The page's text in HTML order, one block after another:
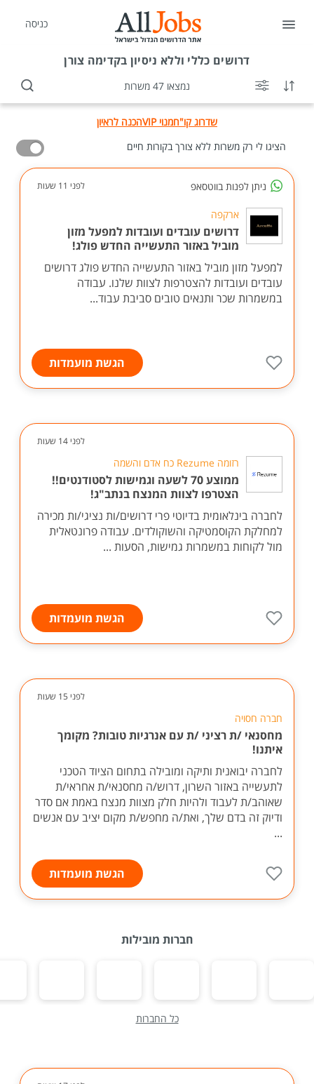
כניסה
דרושים כללי וללא ניסיון בקדימה צורן
נמצאו 47 משרות
שדרוג קו"חמנוי VIP
הכנה לראיון
הציגו לי רק משרות ללא צורך בקורות חיים
ניתן לפנות בווטסאפ לפני 11 שעות
ארקפה
דרושים עובדים ועובדות למפעל מזון
מוביל באזור התעשייה החדש פולג!
למפעל מזון מוביל באזור התעשייה החדש פולג דרושים
עובדים ועובדות להצטרפות לצוות שלנו. עבודה
במשמרות שכר ותנאים טובים סביבת עבוד...
הגשת מועמדות
לפני 14 שעות
רזומה Rezume כח אדם והשמה
ממוצע 70 לשעה וגמישות לסטודנטים!!
הצטרפו לצוות המנצח בנתב"ג!
לחברה בינלאומית בדיוטי פרי דרושים/ות נציגי/ות מכירה
למחלקת הקוסמטיקה והשוקולדים. עבודה פרונטאלית
מול לקוחות במשמרות גמישות, הסעות ...
הגשת מועמדות
לפני 15 שעות
חברה חסויה
מחסנאי /ת רציני /ת עם אנרגיות טובות? מקומך
איתנו!
לחברה יבואנית ותיקה ומובילה בתחום הציוד הטכני
לתעשייה באזור השרון, דרוש/ה מחסנאי/ת אחראי/ת
שאוהב/ת לעבוד ולהיות חלק מצוות מנצח באמת אם סדר
ודיוק זה בדם שלך, ואת/ה מחפש/ת מקום יציב עם אנשים
...
הגשת מועמדות
חברות מובילות
כל החברות